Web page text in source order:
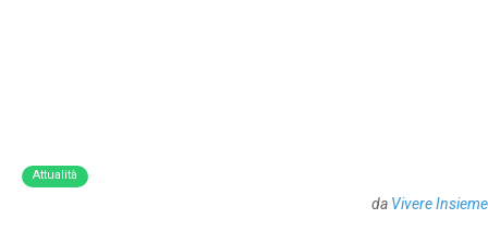
Attualità
da Vivere Insieme